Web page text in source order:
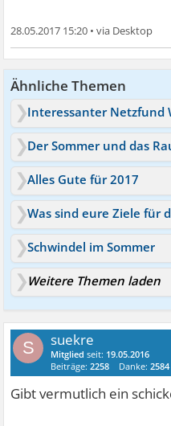
28.05.2017 15:20 •
Ähnliche Themen
Alles Gute für 2017
Was sind eure Ziele für
Schwindel im Sommer
Weitere Themen laden
S suekre
Mitglied seit: 19.05.2016
Beiträge:2258 Danke:2584
Gibt vermutlich ein